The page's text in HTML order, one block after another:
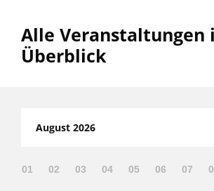
Alle Veranstaltungen
Überblick
August 2026
01 02 03 04 05 06 07